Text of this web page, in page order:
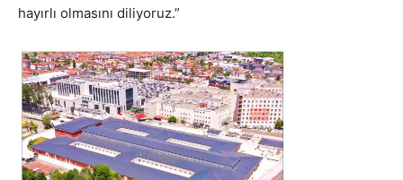
hayırlı olmasını diliyoruz.”